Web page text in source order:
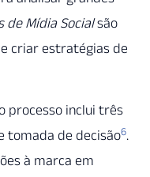
de Mídia Socialsão
criar estratégias de
processo inclui três
tomada de decisão6.
à marca em